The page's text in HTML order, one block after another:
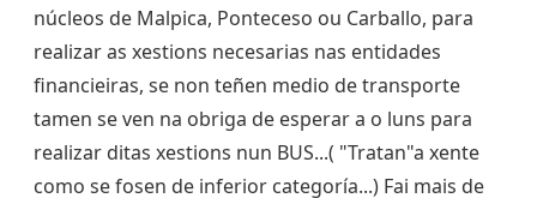
núcleos de Malpica, Ponteceso ou Carballo, para
realizar as xestions necesarias nas entidades
financieiras, se non teñen medio de transporte
tamen se ven na obriga de esperar a o luns para
realizar ditas xestions nun BUS...( "Tratan"a xente
como se fosen de inferior categoría...) Fai mais de